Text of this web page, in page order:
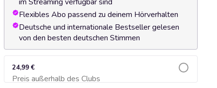
Flexibles Abo passend zu deinem Hörverhalten
Deutsche und internationale Bestseller gelesen
von den besten deutschen Stimmen
24,99 €
Preis außerhalb des ClubsZum Warenkorb hinzufügen